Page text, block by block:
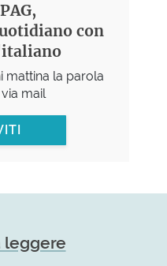
con
mattina la parola
mail
leggere